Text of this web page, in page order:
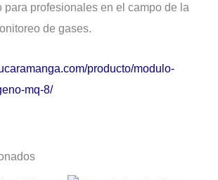
para profesionales en el campo de la
de gases.
producto/modulo-
mq-8/